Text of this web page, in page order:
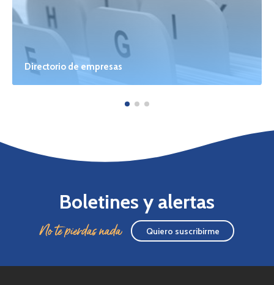
Directorio de empresas
Boletines y alertas
No te pierdas nada Quiero suscribirme